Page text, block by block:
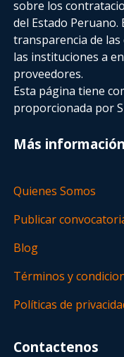
sobre los
del Estado
transparencia de
las instituciones a
proveedores.
Esta página tiene
proporcionada por
Más información
Quienes Somos
Publicar
Blog
Términos y
Políticas de
Contactenos